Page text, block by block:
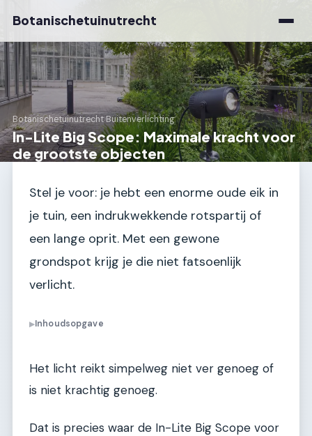
Botanischetuinutrecht
Botanischetuinutrecht›Buitenverlichting
In-Lite Big Scope: Maximale kracht voor
de grootste objecten
Stel je voor: je hebt een enorme oude eik in
je tuin, een indrukwekkende rotspartij of
een lange oprit. Met een gewone
grondspot krijg je die niet fatsoenlijk
verlicht.
▶Inhoudsopgave
Het licht reikt simpelweg niet ver genoeg of
is niet krachtig genoeg.
Dat is precies waar de In-Lite Big Scope voor